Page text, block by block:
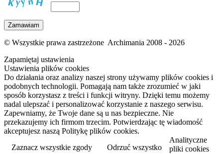
© Wszystkie prawa zastrzeżone Archimania 2008 - 2026
Zapamiętaj ustawienia
Ustawienia plików cookies
Do działania oraz analizy naszej strony używamy plików cookies i
podobnych technologii. Pomagają nam także zrozumieć w jaki
sposób korzystasz z treści i funkcji witryny. Dzięki temu możemy
nadal ulepszać i personalizować korzystanie z naszego serwisu.
Zapewniamy, że Twoje dane są u nas bezpieczne. Nie
przekazujemy ich firmom trzecim. Potwierdzając tę wiadomość
akceptujesz naszą Politykę plików cookies.
Zaznacz wszystkie zgody
Odrzuć wszystko
Analityczne
pliki cookies